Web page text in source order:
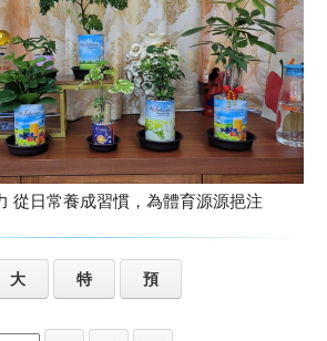
八馬 挑細微處使力 從日常養成習慣，為體育源源挹注
大 特 預